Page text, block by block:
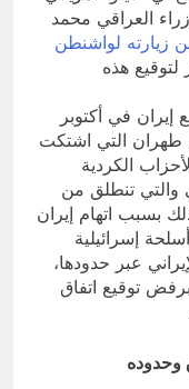
العراقي محمد
زيارته لواشنطن
لتوقيع هذه
إيران في أكتوبر
طهران التي اشتكت
الكردية
والتي تنطلق من
بسبب اتهام إيران
إسرائيلية
عبر حدودها،
توقيع اتفاق
وحدوده